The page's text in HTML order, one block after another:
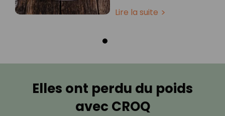
Lire la suite
Elles ont perdu du poids
avec CROQ